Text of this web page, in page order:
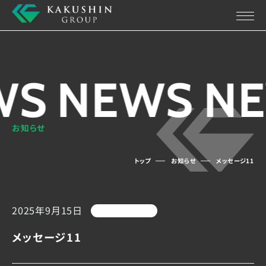
NEWS
お知らせ
トップ お知らせ メッセージ11
2025年9月15日
メッセージ11